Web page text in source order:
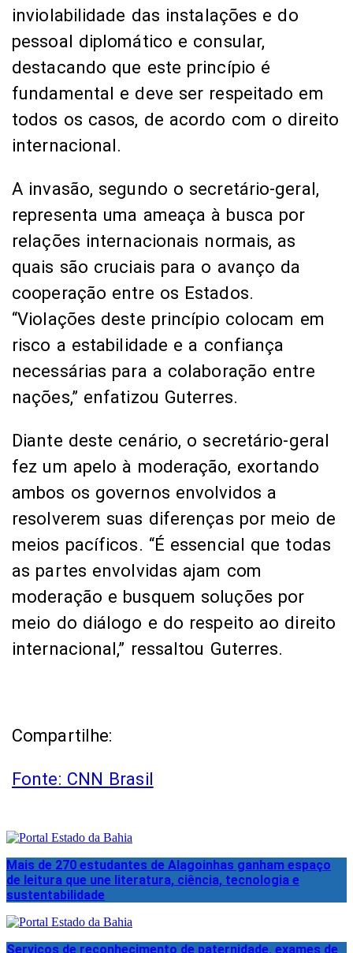
inviolabilidade das instalações e do
pessoal diplomático e consular,
destacando que este princípio é
fundamental e deve ser respeitado em
todos os casos, de acordo com o direito
internacional.
A invasão, segundo o secretário-geral,
representa uma ameaça à busca por
relações internacionais normais, as
quais são cruciais para o avanço da
cooperação entre os Estados.
“Violações deste princípio colocam em
risco a estabilidade e a confiança
necessárias para a colaboração entre
nações,” enfatizou Guterres.
Diante deste cenário, o secretário-geral
fez um apelo à moderação, exortando
ambos os governos envolvidos a
resolverem suas diferenças por meio de
meios pacíficos. “É essencial que todas
as partes envolvidas ajam com
moderação e busquem soluções por
meio do diálogo e do respeito ao direito
internacional,” ressaltou Guterres.
Compartilhe:
Fonte: CNN Brasil
Mais de 270 estudantes de Alagoinhas ganham espaço
de leitura que une literatura, ciência, tecnologia e
sustentabilidade
Serviços de reconhecimento de paternidade, exames de